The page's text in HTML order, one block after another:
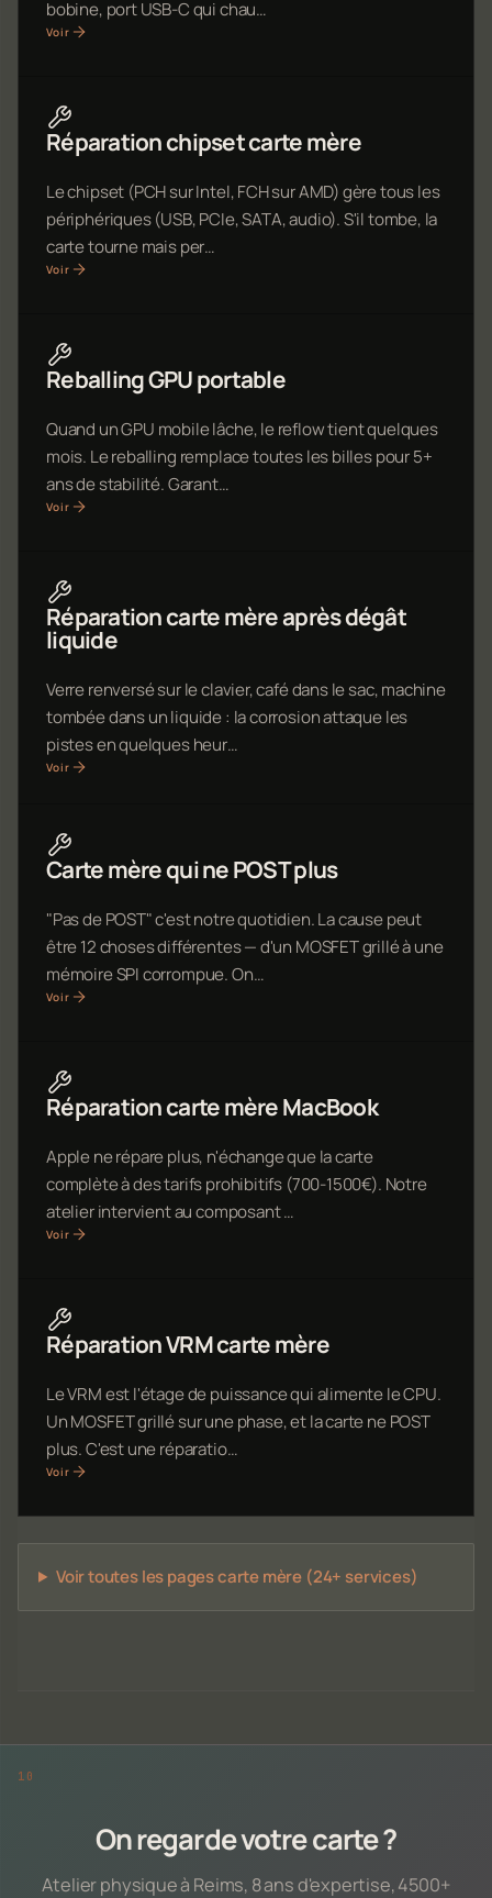
bobine, port USB-C qui chau…
Voir
Réparation chipset carte mère
Le chipset (PCH sur Intel, FCH sur AMD) gère tous les
périphériques (USB, PCIe, SATA, audio). S'il tombe, la
carte tourne mais per…
Voir
Reballing GPU portable
Quand un GPU mobile lâche, le reflow tient quelques
mois. Le reballing remplace toutes les billes pour 5+
ans de stabilité. Garant…
Voir
Réparation carte mère après dégât
liquide
Verre renversé sur le clavier, café dans le sac, machine
tombée dans un liquide : la corrosion attaque les
pistes en quelques heur…
Voir
Carte mère qui ne POST plus
"Pas de POST" c'est notre quotidien. La cause peut
être 12 choses différentes — d'un MOSFET grillé à une
mémoire SPI corrompue. On…
Voir
Réparation carte mère MacBook
Apple ne répare plus, n'échange que la carte
complète à des tarifs prohibitifs (700-1500€). Notre
atelier intervient au composant …
Voir
Réparation VRM carte mère
Le VRM est l'étage de puissance qui alimente le CPU.
Un MOSFET grillé sur une phase, et la carte ne POST
plus. C'est une réparatio…
Voir
Voir toutes les pages carte mère (24+ services)
On regarde votre carte ?
Atelier physique à Reims, 8 ans d'expertise, 4500+